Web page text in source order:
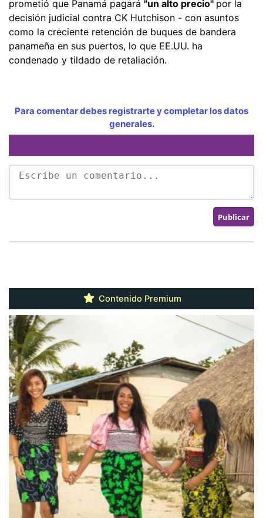
prometió que Panamá pagará "un alto precio" por la
decisión judicial contra CK Hutchison - con asuntos
como la creciente retención de buques de bandera
panameña en sus puertos, lo que EE.UU. ha
condenado y tildado de retaliación.
Para comentar debes registrarte y completar los datos
generales.
Contenido Premium